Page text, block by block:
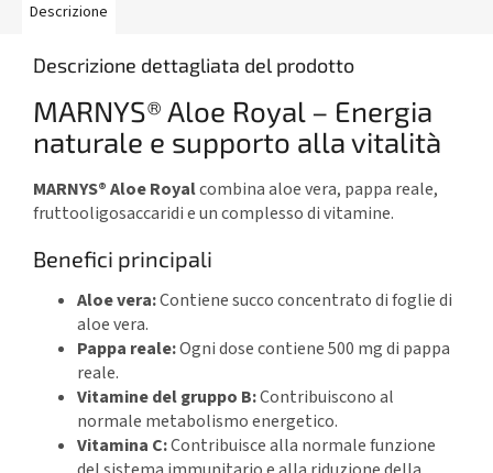
Descrizione
Descrizione dettagliata del prodotto
MARNYS® Aloe Royal – Energia
naturale e supporto alla vitalità
MARNYS® Aloe Royalcombina aloe vera, pappa reale,
fruttooligosaccaridi e un complesso di vitamine.
Benefici principali
Aloe vera:Contiene succo concentrato di foglie di
aloe vera.
Pappa reale:Ogni dose contiene 500 mg di pappa
reale.
Vitamine del gruppo B:Contribuiscono al
normale metabolismo energetico.
Vitamina C:Contribuisce alla normale funzione